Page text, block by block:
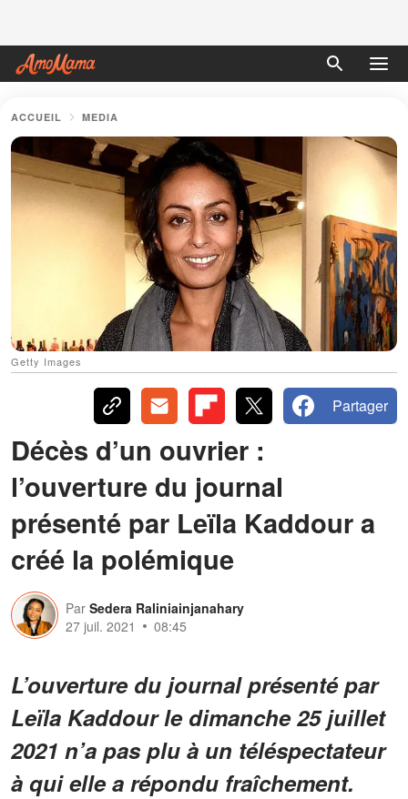
ACCUEIL MEDIA
Getty Images
Partager
Décès d’un ouvrier :
l’ouverture du journal
présenté par Leïla Kaddour a
créé la polémique
Par Sedera Raliniainjanahary
27 juil. 2021
08:45
L’ouverture du journal présenté par
Leïla Kaddour le dimanche 25 juillet
2021 n’a pas plu à un téléspectateur
à qui elle a répondu fraîchement.